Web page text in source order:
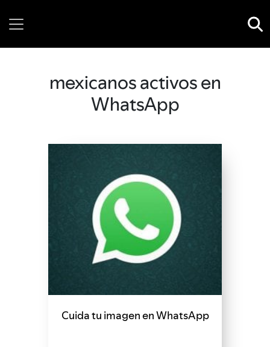
mexicanos activos en
WhatsApp
Cuida tu imagen en WhatsApp